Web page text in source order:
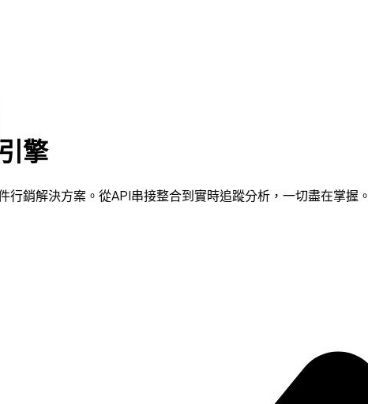
擎
銷解決方案。從API串接整合到實時追蹤分析，一切盡在掌握。